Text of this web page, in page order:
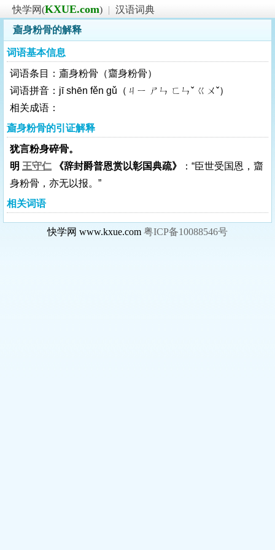
快学网(KXUE.com) | 汉语词典
齑身粉骨的解释
词语基本信息
词语条目：齑身粉骨（齏身粉骨）
词语拼音：jī shēn fěn gǔ（ㄐㄧ ㄕㄣ ㄈㄣˇ ㄍㄨˇ）
相关成语：
齑身粉骨的引证解释
犹言粉身碎骨。
明 王守仁 《辞封爵普恩赏以彰国典疏》
：“臣世受国恩，齏
身粉骨，亦无以报。”
相关词语
快学网 www.kxue.com 粤ICP备10088546号